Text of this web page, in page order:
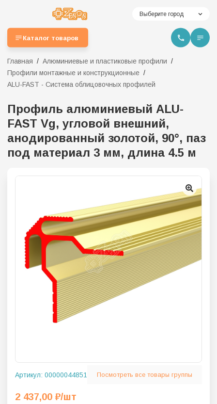
Выберите город
Каталог товаров
Главная
Алюминиевые и пластиковые профили
Профили монтажные и конструкционные
ALU-FAST - Система облицовочных профилей
Профиль алюминиевый ALU-
FAST Vg, угловой внешний,
анодированный золотой, 90°, паз
под материал 3 мм, длина 4.5 м
Артикул: 00000044851 Посмотреть все товары группы
2 437,00 ₽/шт